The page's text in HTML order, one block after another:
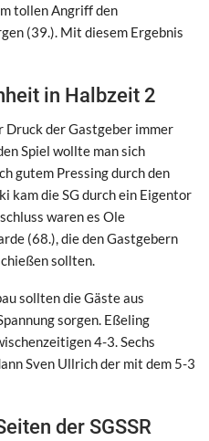
tollen Angriff den
(39.). Mit diesem Ergebnis
in Halbzeit 2
der Gastgeber immer
Spiel wollte man sich
gutem Pressing durch den
kam die SG durch ein Eigentor
waren es Ole
(68.), die den Gastgebern
sollten.
sollten die Gäste aus
sorgen. Eßeling
4-3. Sechs
Sven Ullrich der mit dem 5-3
der SGSSR